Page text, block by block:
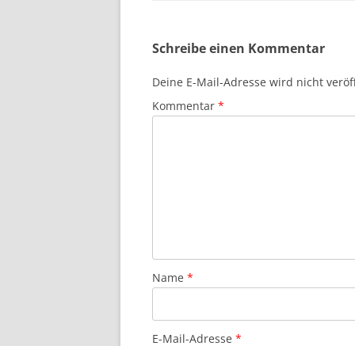
Schreibe einen Kommentar
Deine E-Mail-Adresse wird nicht
Kommentar *
Name *
E-Mail-Adresse *